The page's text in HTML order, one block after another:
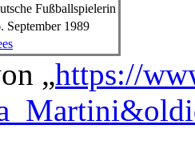
Fußballspielerin
September 1989
„https://